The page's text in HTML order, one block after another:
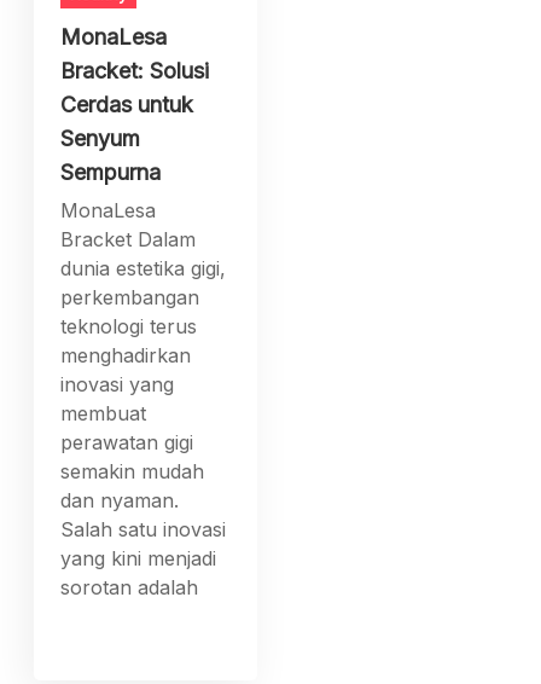
MonaLesa
Bracket: Solusi
Cerdas untuk
Senyum
Sempurna
MonaLesa
Bracket Dalam
dunia estetika gigi,
perkembangan
teknologi terus
menghadirkan
inovasi yang
membuat
perawatan gigi
semakin mudah
dan nyaman.
Salah satu inovasi
yang kini menjadi
sorotan adalah